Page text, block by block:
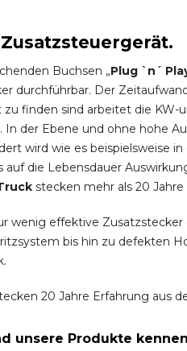
Buchsen „Plug `n´
durchführbar. Der
finden sind arbeitet die
der Ebene und ohne hohe
wird wie es beispielsweise
die Lebensdauer
stecken mehr als 20
wenig effektive
bis hin zu defekten
20 Jahre Erfahrung aus
unsere Produkte